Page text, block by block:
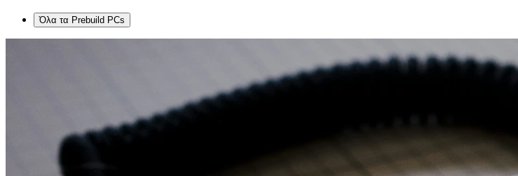
Όλα τα Prebuild PCs